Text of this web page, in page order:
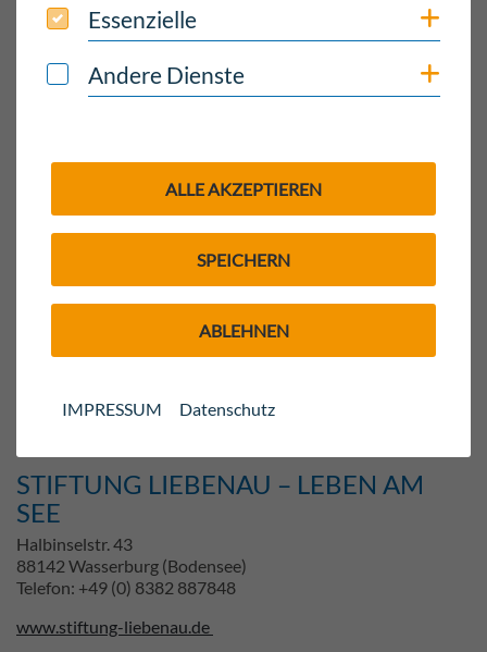
SOZIALSTATION LINDAU E. V.
Leiblachstraße 8
88131 Lindau (Bodensee)
DAS PFLEGETEAM AM SEE
Immenreich 21
Telefon: +49 (0) 8382 409441
STIFTUNG LIEBENAU – LEBEN AM
SEE
Halbinselstr. 43
88142 Wasserburg (Bodensee)
Telefon: +49 (0) 8382 887848
www.stiftung-liebenau.de
Essenzielle
Essenzielle
Andere Dienste
Andere Dienste
ALLE AKZEPTIEREN
SPEICHERN
ABLEHNEN
IMPRESSUM Datenschutz